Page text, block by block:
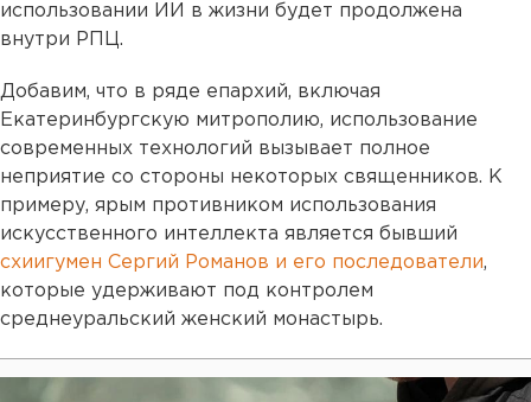
использовании ИИ в жизни будет продолжена
внутри РПЦ.
Добавим, что в ряде епархий, включая
Екатеринбургскую митрополию, использование
современных технологий вызывает полное
неприятие со стороны некоторых священников. К
примеру, ярым противником использования
искусственного интеллекта является бывший
схиигумен Сергий Романов и его последователи,
которые удерживают под контролем
среднеуральский женский монастырь.